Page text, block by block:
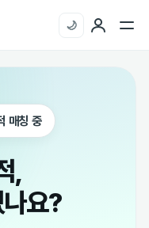
🌙
매칭 중
,
요?